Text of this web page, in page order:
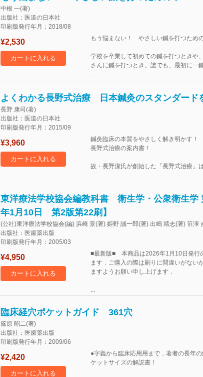
中根 一(著)
出版社：医道の日本社
印刷版発行年月：2018/08
¥2,530
カートに入れる
もう悩まない！ やさしい鍼を打つため
学校を卒業して初めての鍼を打つときや
さんに鍼を打つとき。誰でも、最初に一
...
よくわかる長野式治療 日本鍼灸のスタンダード
長野 康司(著)
出版社：医道の日本社
印刷版発行年月：2015/09
¥3,960
カートに入れる
鍼灸臨床の本質をやさしく解き明かす！
長野式治療の案内書！
故・長野潔氏が創始した「長野式治療」
東洋療法学校協会編教科書 衛生学・公衆衛生学
年1月10日 第2版第22刷】
(公社)東洋療法学校協会(編) 浜崎 景(著) 姫野 誠一郎(著) 出嶋 靖志(著) 笹澤
出版社：医歯薬出版
印刷版発行年月：2005/03
¥4,950
カートに入れる
■最新版■ 本商品は2026年1月10日発行
ます．ご購入の際は刷りに間違いがない
ますようお願い申し上げます．
...
臨床経穴ポケットガイド 361穴
篠原 昭二(著)
出版社：医歯薬出版
印刷版発行年月：2009/06
¥2,420
カートに入れる
●字義から臨床応用用まで，著者の長年
ケットサイズの解説書！